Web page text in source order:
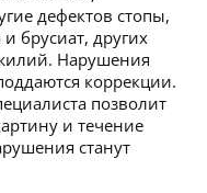
дефектов стопы,
брусиат, других
Нарушения
коррекции.
позволит
и течение
станут